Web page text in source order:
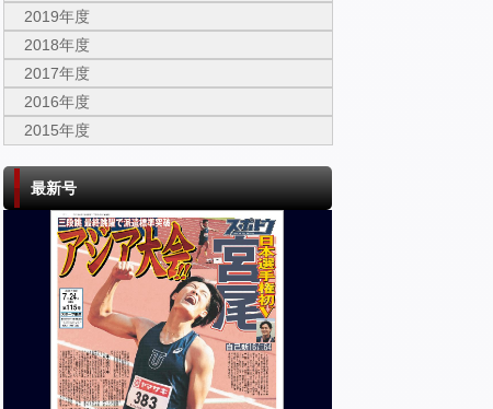
2019年度
2018年度
2017年度
2016年度
2015年度
最新号